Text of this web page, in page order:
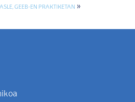
GEEB-EN PRAKTIKETAN »